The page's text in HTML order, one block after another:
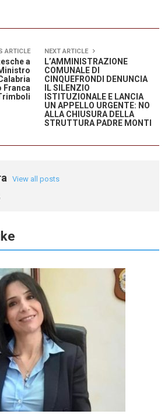
ARTICLE
a
Franca
NEXT ARTICLE
L’AMMINISTRAZIONE
COMUNALE DI
CINQUEFRONDI DENUNCIA
IL SILENZIO
ISTITUZIONALE E LANCIA
UN APPELLO URGENTE: NO
ALLA CHIUSURA DELLA
STRUTTURA PADRE MONTI
View all posts